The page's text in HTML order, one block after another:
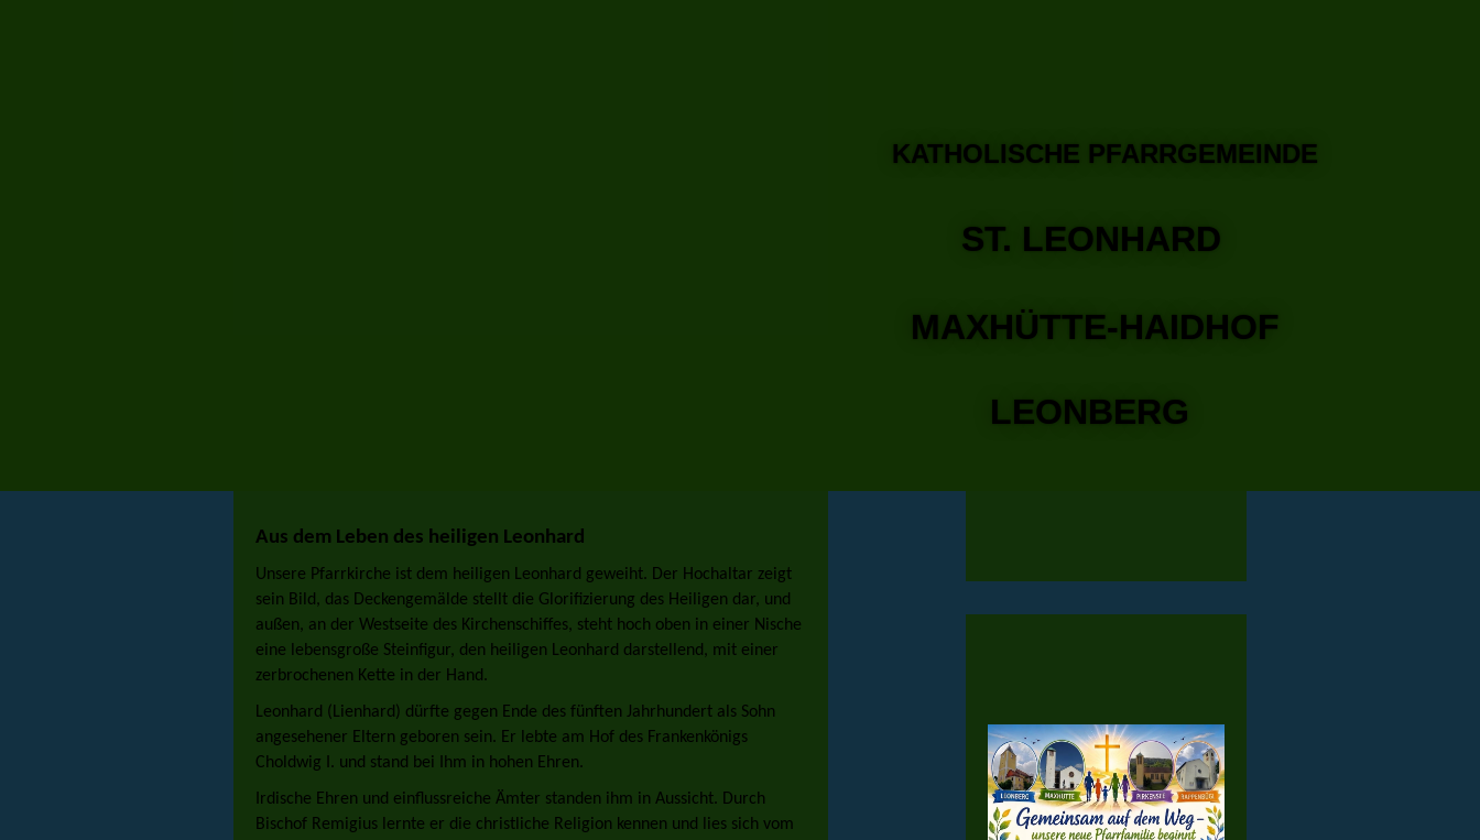
KATHOLISCHE PFARRGEMEINDE
ST. LEONHARD
MAXHÜTTE-HAIDHOF
LEONBERG
Aus dem Leben des heiligen Leonhard
Unsere Pfarrkirche ist dem heiligen Leonhard geweiht. Der Hochaltar zeigt
sein Bild, das Deckengemälde stellt die Glorifizierung des Heiligen dar, und
außen, an der Westseite des Kirchenschiffes, steht hoch oben in einer Nische
eine lebensgroße Steinfigur, den heiligen Leonhard darstellend, mit einer
zerbrochenen Kette in der Hand.
Leonhard (Lienhard) dürfte gegen Ende des fünften Jahrhundert als Sohn
angesehener Eltern geboren sein. Er lebte am Hof des Frankenkönigs
Choldwig I. und stand bei Ihm in hohen Ehren.
Irdische Ehren und einflussreiche Ämter standen ihm in Aussicht. Durch
Bischof Remigius lernte er die christliche Religion kennen und lies sich vom